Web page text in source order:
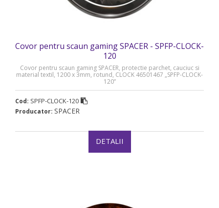
Covor pentru scaun gaming SPACER - SPFP-CLOCK-
120
Covor pentru scaun gaming SPACER, protectie parchet, cauciuc si
material textil, 1200 x 3mm, rotund, CLOCK 46501467 „SPFP-CLOCK-
120”
Cod: SPFP-CLOCK-120
Producator: SPACER
DETALII